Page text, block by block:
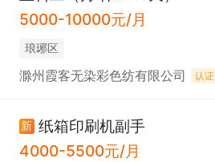
5000-10000元/月
琅琊区
滁州霞客无染彩色纺有限公司 认证
新 纸箱印刷机副手
4000-5500元/月